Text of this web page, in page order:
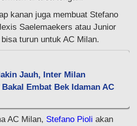
kanan juga membuat Stefano
Saelemaekers atau Junior
turun untuk AC Milan.
Jauh, Inter Milan
Embat Bek Idaman AC
AC Milan, Stefano Pioli akan